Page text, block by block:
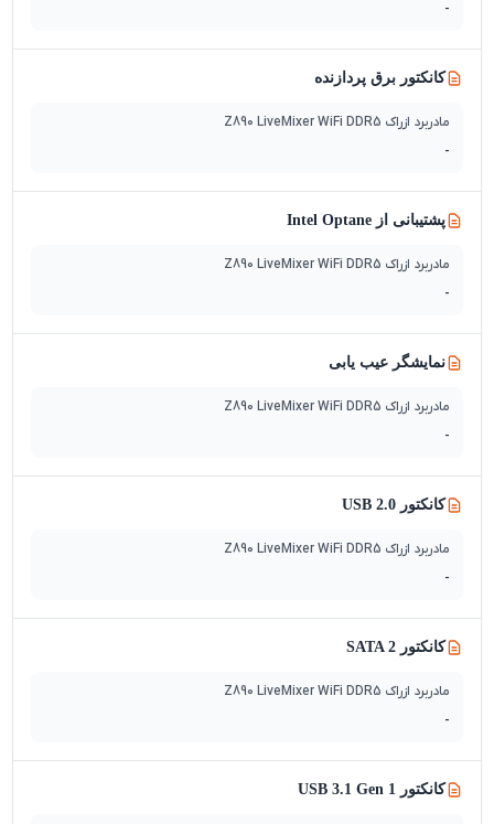
-
کانکتور برق پردازنده
مادربرد ازراک Z890 LiveMixer WiFi DDR5
-
پشتیبانی از Intel Optane
مادربرد ازراک Z890 LiveMixer WiFi DDR5
-
نمایشگر عیب یابی
مادربرد ازراک Z890 LiveMixer WiFi DDR5
-
کانکتور USB 2.0
مادربرد ازراک Z890 LiveMixer WiFi DDR5
-
کانکتور SATA 2
مادربرد ازراک Z890 LiveMixer WiFi DDR5
-
کانکتور USB 3.1 Gen 1